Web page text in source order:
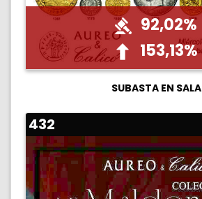
92,02%
153,13%
SUBASTA EN SALA
432